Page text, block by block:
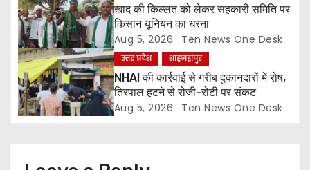
o
n
खाद की किल्लत को लेकर सहकारी समिति पर
किसान यूनियन का धरना
Aug 5, 2026 Ten News One Desk
उत्तर प्रदेश शाहजहांपुर
NHAI की कार्रवाई से गरीब दुकानदारों में रोष,
तिरपाल हटने से रोजी-रोटी पर संकट
Aug 5, 2026 Ten News One Desk